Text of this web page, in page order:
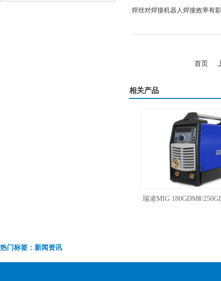
焊丝对焊接机器人焊接效率有
首页
相关产品
瑞凌MIG 180GDMⅡ/
热门标签：新闻资讯